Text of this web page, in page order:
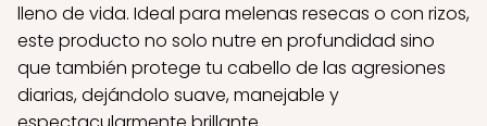
lleno de vida. Ideal para melenas resecas o con rizos,
este producto no solo nutre en profundidad sino
que también protege tu cabello de las agresiones
diarias, dejándolo suave, manejable y